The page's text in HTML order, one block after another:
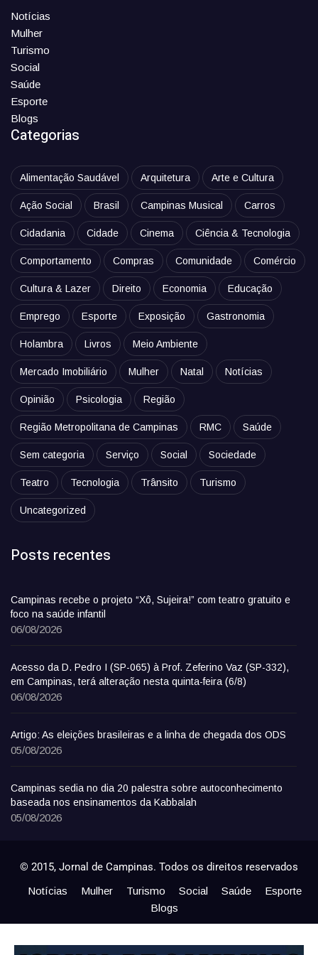
Notícias
Mulher
Turismo
Social
Saúde
Esporte
Blogs
Categorias
Alimentação Saudável Arquitetura Arte e Cultura
Ação Social Brasil Campinas Musical Carros
Cidadania Cidade Cinema Ciência & Tecnologia
Comportamento Compras Comunidade Comércio
Cultura & Lazer Direito Economia Educação
Emprego Esporte Exposição Gastronomia
Holambra Livros Meio Ambiente
Mercado Imobiliário Mulher Natal Notícias
Opinião Psicologia Região
Região Metropolitana de Campinas RMC Saúde
Sem categoria Serviço Social Sociedade
Teatro Tecnologia Trânsito Turismo
Uncategorized
Posts recentes
Campinas recebe o projeto “Xô, Sujeira!” com teatro gratuito e
foco na saúde infantil
06/08/2026
Acesso da D. Pedro I (SP-065) à Prof. Zeferino Vaz (SP-332),
em Campinas, terá alteração nesta quinta-feira (6/8)
06/08/2026
Artigo: As eleições brasileiras e a linha de chegada dos ODS
05/08/2026
Campinas sedia no dia 20 palestra sobre autoconhecimento
baseada nos ensinamentos da Kabbalah
05/08/2026
© 2015, Jornal de Campinas. Todos os direitos reservados
Notícias Mulher Turismo Social Saúde
Esporte
Blogs